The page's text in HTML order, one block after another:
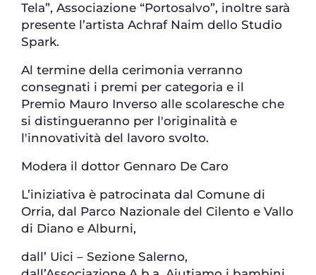
Tela”, Associazione “Portosalvo”, inoltre sarà
presente l’artista Achraf Naim dello Studio
Spark.
Al termine della cerimonia verranno
consegnati i premi per categoria e il
Premio Mauro Inverso alle scolaresche che
si distingueranno per l'originalità e
l'innovatività del lavoro svolto.
Modera il dottor Gennaro De Caro
L’iniziativa è patrocinata dal Comune di
Orria, dal Parco Nazionale del Cilento e Vallo
di Diano e Alburni,
dall’ Uici – Sezione Salerno,